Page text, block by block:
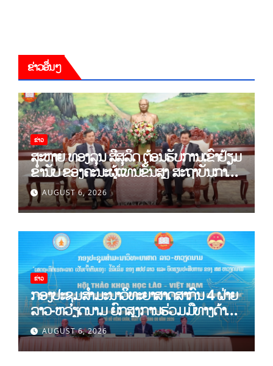
ຂ່າວອື່ນໆ
ຂ່າວ
ສະຫາຍ ທອງລຸນ ສີສຸລິດ ຕ້ອນຮັບການເຂົ້າຢ້ຽມ
ຂຳ່ນັບ ຂອງຄະນະຜູ້ແທນຂັ້ນສູງ ສະຖາບັນການ
ເມືອງແຫ່ງຊາດ ໂຮ່ຈີມິນ ແລະ ສະຖາບັນບັນດິດ
ວິທະຍາສາດສັງຄົມຫວຽດນາມ
AUGUST 6, 2026
ຂ່າວ
ກອງປະຊຸມສໍາມະນາວິທະຍາສາດສາກົນ 4 ຝ່າຍ
ລາວ-ຫວຽດນາມ ຍົກສູງການຮ່ວມມືທາງດ້ານ
ທິດສະດີ ແລະ ພຶດຕິກໍາ ລາວ-ຫວຽດນາມ ແນໃສ່
ສ້າງເສດຖະກິດເອກະລາດເປັນເຈົ້າຕົນເອງຢ່າງ
ເຂັ້ມແຂງ
AUGUST 6, 2026